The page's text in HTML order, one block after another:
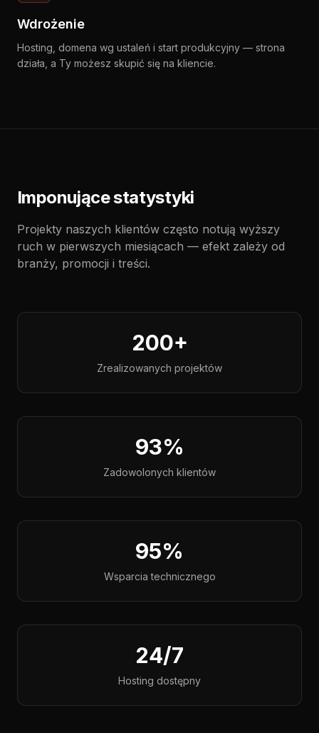
Wdrożenie
Hosting, domena wg ustaleń i start produkcyjny — strona
działa, a Ty możesz skupić się na kliencie.
Imponujące statystyki
Projekty naszych klientów często notują wyższy
ruch w pierwszych miesiącach — efekt zależy od
branży, promocji i treści.
200+
Zrealizowanych projektów
93%
Zadowolonych klientów
95%
Wsparcia technicznego
24/7
Hosting dostępny